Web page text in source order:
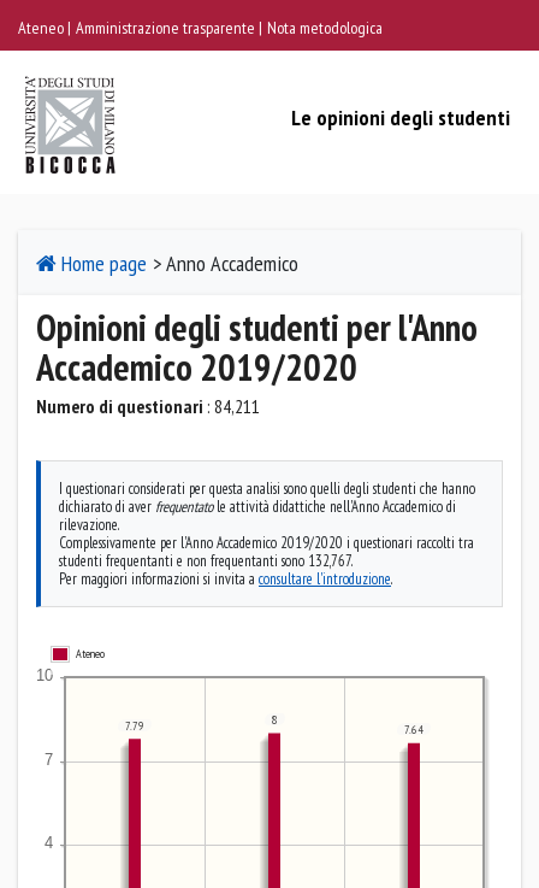
Ateneo Amministrazione trasparente Nota metodologica
Le opinioni degli studenti
Home page > Anno Accademico
Opinioni degli studenti per l'Anno
Accademico 2019/2020
Numero di questionari : 84,211
I questionari considerati per questa analisi sono quelli degli studenti che hanno
dichiarato di aver frequentatole attività didattiche nell'Anno Accademico di
rilevazione.
Complessivamente per l'Anno Accademico 2019/2020 i questionari raccolti tra
studenti frequentanti e non frequentanti sono 132,767.
Per maggiori informazioni si invita a consultare l'introduzione.
7.64
8
7.79
Ateneo